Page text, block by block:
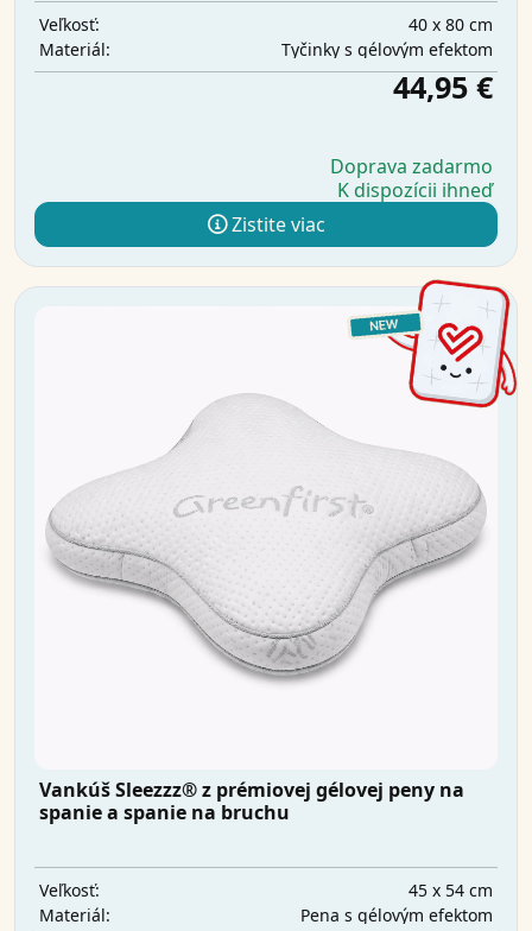
Veľkosť:
40 x 80 cm
Materiál:
Tyčinky s gélovým efektom
44,95 €
Doprava zadarmo
K dispozícii ihneď
Zistite viac
Vankúš Sleezzz® z prémiovej gélovej peny na
spanie a spanie na bruchu
Veľkosť:
45 x 54 cm
Materiál:
Pena s gélovým efektom